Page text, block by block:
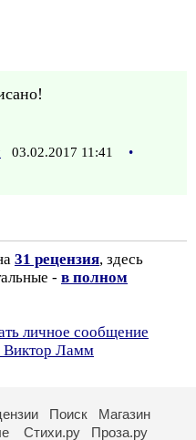
03.02.2017 11:41
•
31 рецензия, здесь
- в полном
личное сообщение
Виктор Ламм
Поиск
Магазин
Стихи.ру Проза.ру